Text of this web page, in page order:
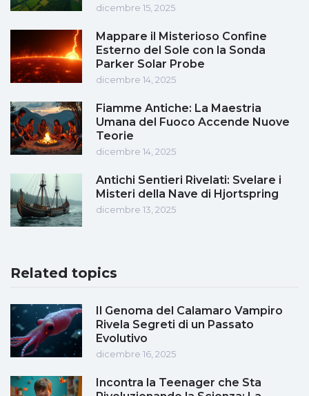
dicembre 15, 2025
Mappare il Misterioso Confine
Esterno del Sole con la Sonda
Parker Solar Probe
dicembre 14, 2025
Fiamme Antiche: La Maestria
Umana del Fuoco Accende Nuove
Teorie
dicembre 14, 2025
Antichi Sentieri Rivelati: Svelare i
Misteri della Nave di Hjortspring
dicembre 13, 2025
Related topics
Il Genoma del Calamaro Vampiro
Rivela Segreti di un Passato
Evolutivo
dicembre 16, 2025
Incontra la Teenager che Sta